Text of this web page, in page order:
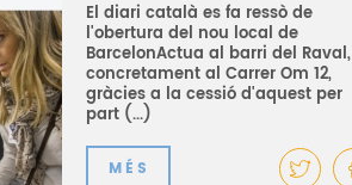
El diari català es fa ressò de
l'obertura del nou local de
BarcelonActua al barri del Raval,
concretament al Carrer Om 12,
gràcies a la cessió d'aquest per
part (...)
MÉS